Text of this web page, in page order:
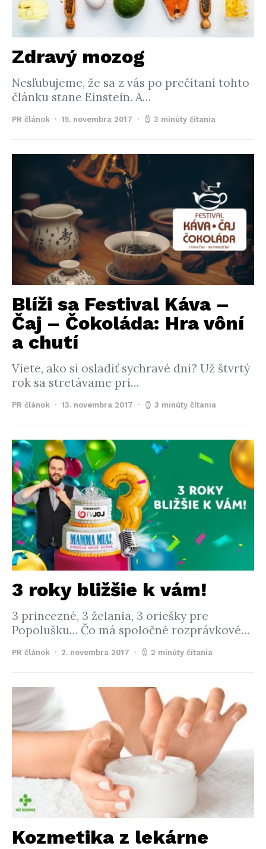
Zdravý mozog
Nesľubujeme, že sa z vás po prečítaní tohto
článku stane Einstein. A…
PR článok 15. novembra 2017 3 minúty čítania
Blíži sa Festival Káva –
Čaj – Čokoláda: Hra vôní
a chutí
Viete, ako si osladiť sychravé dni? Už štvrtý
rok sa stretávame pri…
PR článok 13. novembra 2017 3 minúty čítania
3 roky bližšie k vám!
3 princezné, 3 želania, 3 oriešky pre
Popolušku… Čo má spoločné rozprávkové…
PR článok 2. novembra 2017 2 minúty čítania
Kozmetika z lekárne